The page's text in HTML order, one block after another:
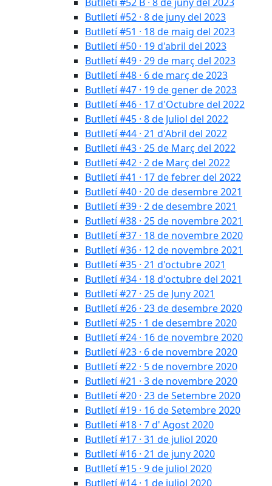
Butlletí #52 · 8 de juny del 2023
Butlletí #51 · 18 de maig del 2023
Butlletí #50 · 19 d'abril del 2023
Butlletí #49 · 29 de març del 2023
Butlletí #48 · 6 de març de 2023
Butlletí #47 · 19 de gener de 2023
Butlletí #46 · 17 d'Octubre del 2022
Butlletí #45 · 8 de Juliol del 2022
Butlletí #44 · 21 d'Abril del 2022
Butlletí #43 · 25 de Març del 2022
Butlletí #42 · 2 de Març del 2022
Butlletí #41 · 17 de febrer del 2022
Butlletí #40 · 20 de desembre 2021
Butlletí #39 · 2 de desembre 2021
Butlletí #38 · 25 de novembre 2021
Butlletí #37 · 18 de novembre 2020
Butlletí #36 · 12 de novembre 2021
Butlletí #35 · 21 d'octubre 2021
Butlletí #34 · 18 d'octubre del 2021
Butlletí #27 · 25 de Juny 2021
Butlletí #26 · 23 de desembre 2020
Butlletí #25 · 1 de desembre 2020
Butlletí #24 · 16 de novembre 2020
Butlletí #23 · 6 de novembre 2020
Butlletí #22 · 5 de novembre 2020
Butlletí #21 · 3 de novembre 2020
Butlletí #20 · 23 de Setembre 2020
Butlletí #19 · 16 de Setembre 2020
Butlletí #18 · 7 d' Agost 2020
Butlletí #17 · 31 de juliol 2020
Butlletí #16 · 21 de juny 2020
Butlletí #15 · 9 de juliol 2020
Butlletí #14 · 1 de juliol 2020